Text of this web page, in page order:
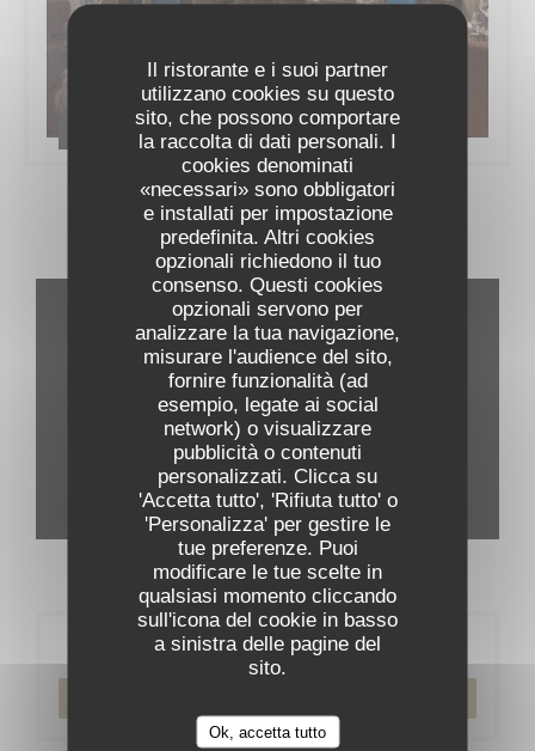
Il ristorante e i suoi partner
utilizzano cookies su questo
sito, che possono comportare
la raccolta di dati personali. I
cookies denominati
«necessari» sono obbligatori
e installati per impostazione
predefinita. Altri cookies
opzionali richiedono il tuo
consenso. Questi cookies
opzionali servono per
analizzare la tua navigazione,
misurare l'audience del sito,
fornire funzionalità (ad
esempio, legate ai social
network) o visualizzare
pubblicità o contenuti
personalizzati. Clicca su
'Accetta tutto', 'Rifiuta tutto' o
'Personalizza' per gestire le
tue preferenze. Puoi
modificare le tue scelte in
qualsiasi momento cliccando
sull'icona del cookie in basso
a sinistra delle pagine del
sito.
Ok, accetta tutto
Le restaurant
Visita virtuale
Prenotazione